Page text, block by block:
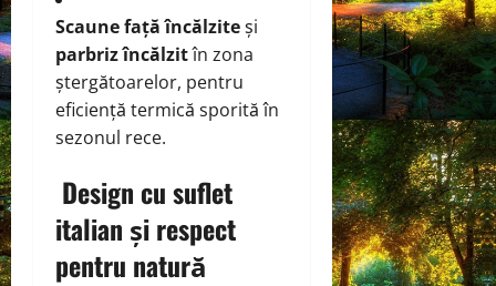
Scaune față încălziteși
parbriz încălzitîn zona
ștergătoarelor, pentru
eficiență termică sporită în
sezonul rece.
Design cu suflet
italian și respect
pentru natură